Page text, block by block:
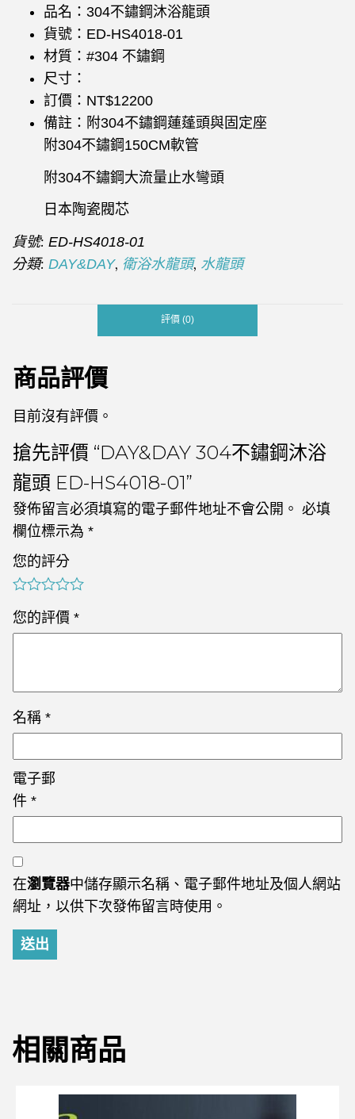
品名：304不鏽鋼沐浴龍頭
貨號：ED-HS4018-01
材質：#304 不鏽鋼
尺寸：
訂價：NT$12200
備註：附304不鏽鋼蓮蓬頭與固定座
附304不鏽鋼150CM軟管
附304不鏽鋼大流量止水彎頭
日本陶瓷閥芯
貨號: ED-HS4018-01
分類: DAY&DAY, 衛浴水龍頭, 水龍頭
評價 (0)
商品評價
目前沒有評價。
搶先評價 “DAY&DAY 304不鏽鋼沐浴
龍頭 ED-HS4018-01”
發佈留言必須填寫的電子郵件地址不會公開。 必填
欄位標示為 *
您的評分
您的評價 *
名稱 *
電子郵
件 *
在瀏覽器中儲存顯示名稱、電子郵件地址及個人網站
網址，以供下次發佈留言時使用。
相關商品